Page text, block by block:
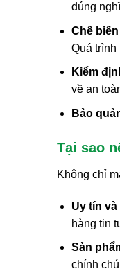
đúng
Chế
Quá trình
Kiểm
về an
Bảo
Tại sao
Không chỉ
Uy tín
hàng tin
Sản
chính